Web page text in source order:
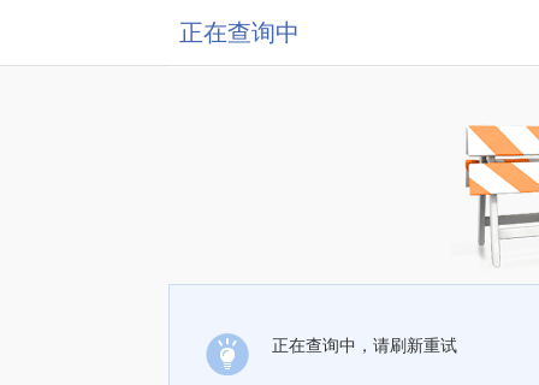
正在查询中
正在查询中，请刷新重试